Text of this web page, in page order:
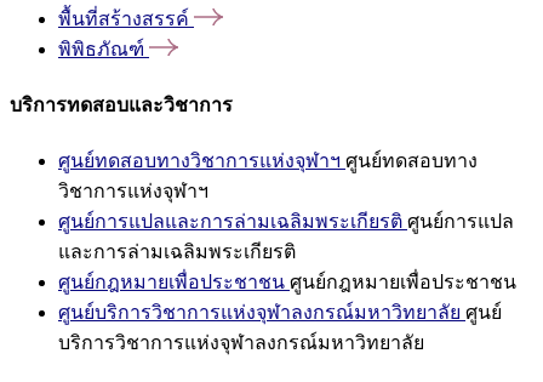
พื้นที่สร้างสรรค์
พิพิธภัณฑ์
บริการทดสอบและวิชาการ
ศูนย์ทดสอบทางวิชาการแห่งจุฬาฯ ศูนย์ทดสอบทาง
วิชาการแห่งจุฬาฯ
ศูนย์การแปลและการล่ามเฉลิมพระเกียรติ ศูนย์การแปล
และการล่ามเฉลิมพระเกียรติ
ศูนย์กฎหมายเพื่อประชาชน ศูนย์กฎหมายเพื่อประชาชน
ศูนย์บริการวิชาการแห่งจุฬาลงกรณ์มหาวิทยาลัย ศูนย์
บริการวิชาการแห่งจุฬาลงกรณ์มหาวิทยาลัย